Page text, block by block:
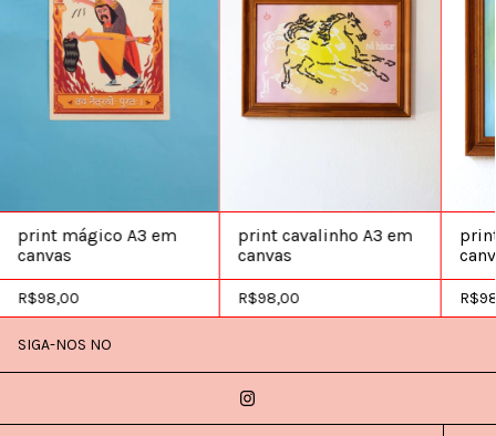
print mágico A3 em
canvas
R$98,00
print cavalinho A3 em
canvas
R$98,00
SIGA-NOS NO